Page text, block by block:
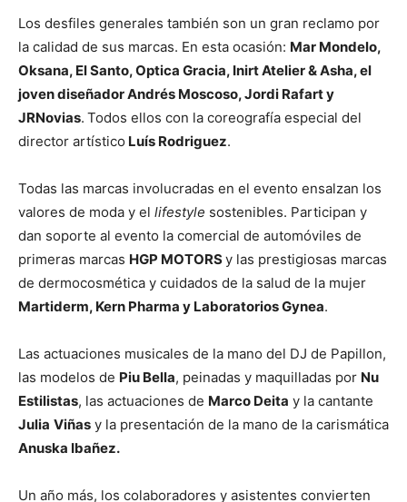
Los desfiles generales también son un gran reclamo por
la calidad de sus marcas. En esta ocasión: Mar Mondelo,
Oksana, El Santo, Optica Gracia, Inirt Atelier & Asha, el
joven diseñador Andrés Moscoso, Jordi Rafart y
JRNovias. Todos ellos con la coreografía especial del
director artístico Luís Rodriguez.
Todas las marcas involucradas en el evento ensalzan los
valores de moda y el lifestyle sostenibles. Participan y
dan soporte al evento la comercial de automóviles de
primeras marcas HGP MOTORSy las prestigiosas marcas
de dermocosmética y cuidados de la salud de la mujer
Martiderm, Kern Pharma y Laboratorios Gynea.
Las actuaciones musicales de la mano del DJ de Papillon,
las modelos de Piu Bella, peinadas y maquilladas por Nu
Estilistas, las actuaciones de Marco Deita y la cantante
Julia Viñas y la presentación de la mano de la carismática
Anuska Ibañez.
Un año más, los colaboradores y asistentes convierten